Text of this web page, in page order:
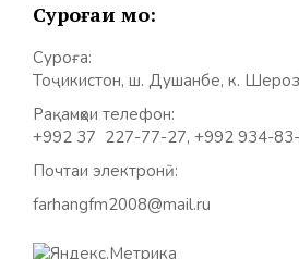
Суроғаи мо:
Суроға:
Тоҷикистон, ш. Душанбе, к.
Рақамҳои телефон:
+992 37 227-77-27, +992 934-
Почтаи электронӣ:
farhangfm2008@mail.ru